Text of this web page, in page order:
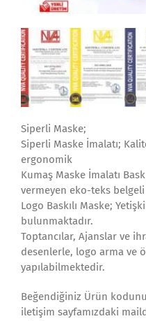
Siperli Maske;
Siperli Maske İmalatı;
ergonomik
Kumaş Maske İmalatı
vermeyen eko-teks belgeli
Logo Baskılı Maske;
bulunmaktadır.
Toptancılar, Ajanslar ve
desenlerle, logo arma ve
yapılabilmektedir.
Beğendiğiniz Ürün
iletişim sayfamızdaki